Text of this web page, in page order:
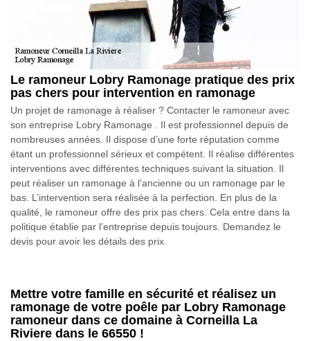
Le ramoneur Lobry Ramonage pratique des prix
pas chers pour intervention en ramonage
Un projet de ramonage à réaliser ? Contacter le ramoneur avec
son entreprise Lobry Ramonage . Il est professionnel depuis de
nombreuses années. Il dispose d’une forte réputation comme
étant un professionnel sérieux et compétent. Il réalise différentes
interventions avec différentes techniques suivant la situation. Il
peut réaliser un ramonage à l’ancienne ou un ramonage par le
bas. L’intervention sera réalisée à la perfection. En plus de la
qualité, le ramoneur offre des prix pas chers. Cela entre dans la
politique établie par l’entreprise depuis toujours. Demandez le
devis pour avoir les détails des prix.
Mettre votre famille en sécurité et réalisez un
ramonage de votre poêle par Lobry Ramonage
ramoneur dans ce domaine à Corneilla La
Riviere dans le 66550 !